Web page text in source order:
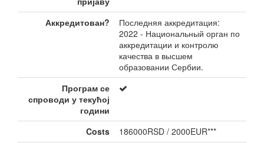
Аккредитован?
Последняя аккредитация:
2022 - Национальный орган по
аккредитации и контролю
качества в высшем
образовании Сербии.
Програм се
спроводи у текућој
години
Costs
186000RSD / 2000EUR***